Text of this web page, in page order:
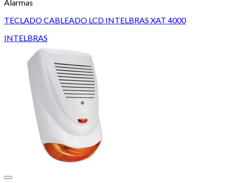
Alarmas
TECLADO CABLEADO LCD INTELBRAS XAT 4000
INTELBRAS